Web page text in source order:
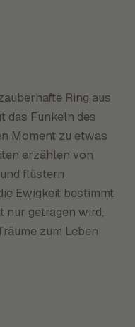
Ring aus
das Funkeln des
Moment zu etwas
erzählen von
flüstern
Ewigkeit bestimmt
nur getragen wird,
zum Leben